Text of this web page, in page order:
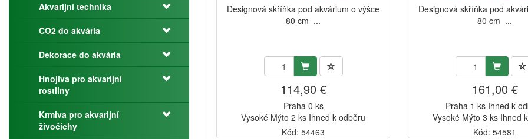
Akvarijní technika
CO2 do akvária
Dekorace do akvária
Hnojiva pro akvarijní
rostliny
Krmiva pro akvarijní
živočichy
Designová skříňka pod akvárium o výšce
80 cm ...
114,90 €
Praha 0 ks
Vysoké Mýto 2 ks Ihned k odběru
Kód: 54463
Designová skříňka pod
80 cm ...
161,00 €
Praha 1 ks Ihned k
Vysoké Mýto 3 ks Ihned
Kód: 54581